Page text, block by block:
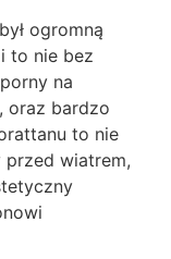
ogromną
to nie bez
na
oraz bardzo
to nie
wiatrem,